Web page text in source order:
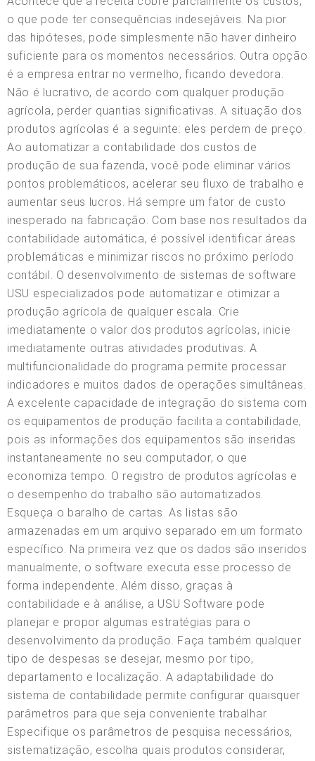
o que pode ter consequências indesejáveis. Na pior
das hipóteses, pode simplesmente não haver dinheiro
suficiente para os momentos necessários. Outra opção
é a empresa entrar no vermelho, ficando devedora.
Não é lucrativo, de acordo com qualquer produção
agrícola, perder quantias significativas. A situação dos
produtos agrícolas é a seguinte: eles perdem de preço.
Ao automatizar a contabilidade dos custos de
produção de sua fazenda, você pode eliminar vários
pontos problemáticos, acelerar seu fluxo de trabalho e
aumentar seus lucros. Há sempre um fator de custo
inesperado na fabricação. Com base nos resultados da
contabilidade automática, é possível identificar áreas
problemáticas e minimizar riscos no próximo período
contábil. O desenvolvimento de sistemas de software
USU especializados pode automatizar e otimizar a
produção agrícola de qualquer escala. Crie
imediatamente o valor dos produtos agrícolas, inicie
imediatamente outras atividades produtivas. A
multifuncionalidade do programa permite processar
indicadores e muitos dados de operações simultâneas.
A excelente capacidade de integração do sistema com
os equipamentos de produção facilita a contabilidade,
pois as informações dos equipamentos são inseridas
instantaneamente no seu computador, o que
economiza tempo. O registro de produtos agrícolas e
o desempenho do trabalho são automatizados.
Esqueça o baralho de cartas. As listas são
armazenadas em um arquivo separado em um formato
específico. Na primeira vez que os dados são inseridos
manualmente, o software executa esse processo de
forma independente. Além disso, graças à
contabilidade e à análise, a USU Software pode
planejar e propor algumas estratégias para o
desenvolvimento da produção. Faça também qualquer
tipo de despesas se desejar, mesmo por tipo,
departamento e localização. A adaptabilidade do
sistema de contabilidade permite configurar quaisquer
parâmetros para que seja conveniente trabalhar.
Especifique os parâmetros de pesquisa necessários,
sistematização, escolha quais produtos considerar,